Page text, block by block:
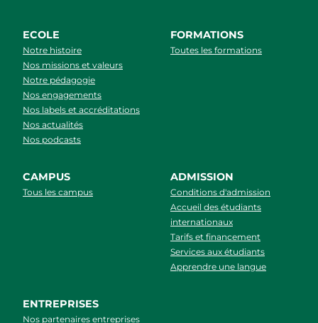
ECOLE
Notre histoire
Nos missions et valeurs
Notre pédagogie
Nos engagements
Nos labels et accréditations
Nos actualités
Nos podcasts
FORMATIONS
Toutes les formations
CAMPUS
Tous les campus
ADMISSION
Conditions d'admission
Accueil des étudiants
internationaux
Tarifs et financement
Services aux étudiants
Apprendre une langue
ENTREPRISES
Nos partenaires entreprises